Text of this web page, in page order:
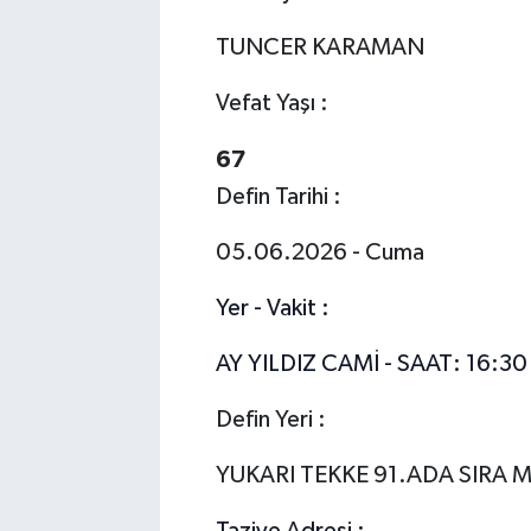
TUNCER KARAMAN
Vefat Yaşı :
67
Defin Tarihi :
05.06.2026 - Cuma
Yer - Vakit :
AY YILDIZ CAMİ - SAAT: 16:30
Defin Yeri :
YUKARI TEKKE 91.ADA SIRA